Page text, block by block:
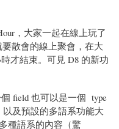
，大家一起在線上玩了
要散會的線上聚會，在大
才結束。可見 D8 的新功
field 也可以是一個 type
及預設的多語系功能大
種語系的內容（驚